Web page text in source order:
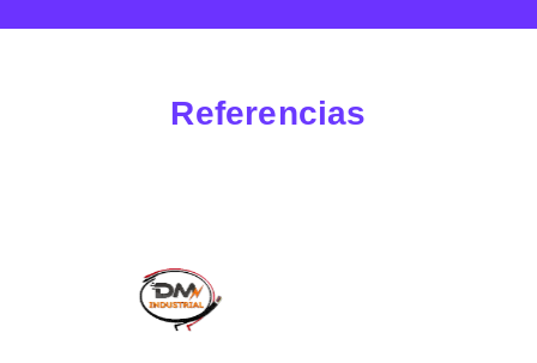
Referencias